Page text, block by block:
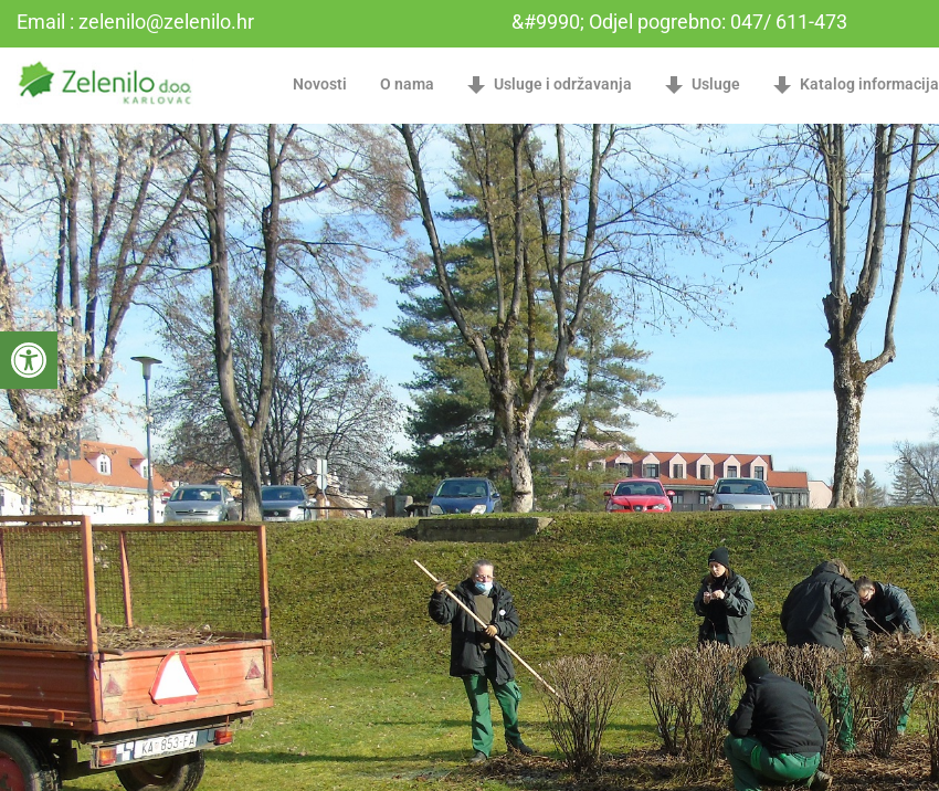
Open toolbar
Email : zelenilo@zelenilo.hr &#9990; Odjel pogrebno: 047/ 611-473
Novosti O nama Usluge i održavanja Usluge Katalog informacija